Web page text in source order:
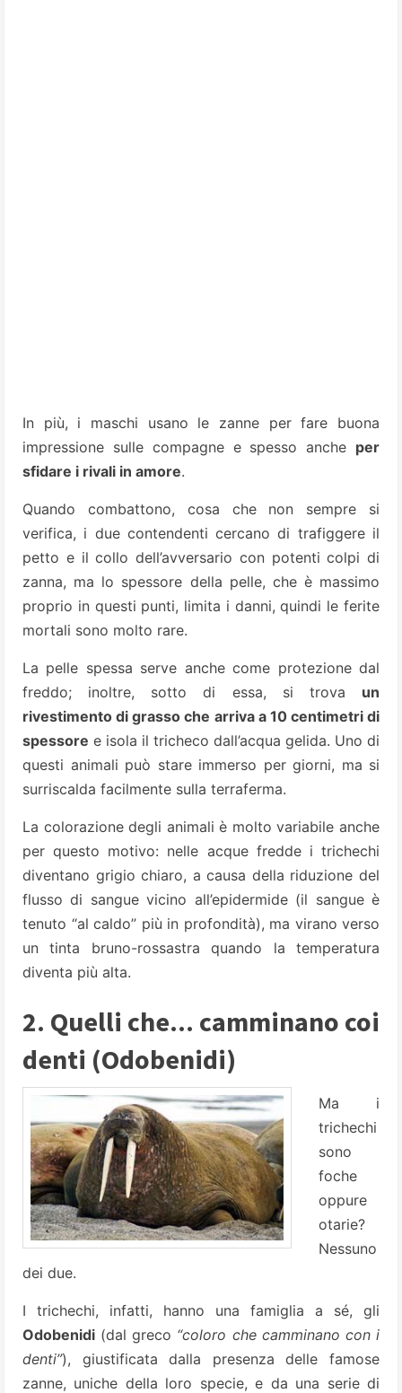
In più, i maschi usano le zanne per fare buona
impressione sulle compagne e spesso anche per
sfidare i rivali in amore.
Quando combattono, cosa che non sempre si
verifica, i due contendenti cercano di trafiggere il
petto e il collo dell’avversario con potenti colpi di
zanna, ma lo spessore della pelle, che è massimo
proprio in questi punti, limita i danni, quindi le ferite
mortali sono molto rare.
La pelle spessa serve anche come protezione dal
freddo; inoltre, sotto di essa, si trova un
rivestimento di grasso che arriva a 10 centimetri di
spessore e isola il tricheco dall’acqua gelida. Uno di
questi animali può stare immerso per giorni, ma si
surriscalda facilmente sulla terraferma.
La colorazione degli animali è molto variabile anche
per questo motivo: nelle acque fredde i trichechi
diventano grigio chiaro, a causa della riduzione del
flusso di sangue vicino all’epidermide (il sangue è
tenuto “al caldo” più in profondità), ma virano verso
un tinta bruno-rossastra quando la temperatura
diventa più alta.
2. Quelli che... camminano coi
denti (Odobenidi)
Ma i
trichechi
sono
foche
oppure
otarie?
Nessuno
dei due.
I trichechi, infatti, hanno una famiglia a sé, gli
Odobenidi (dal greco “coloro che camminano con i
denti”), giustificata dalla presenza delle famose
zanne, uniche della loro specie, e da una serie di